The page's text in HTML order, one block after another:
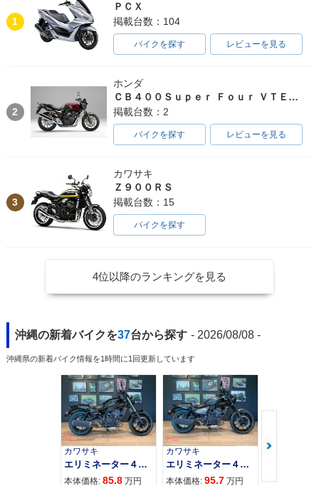
1
ＰＣＸ
掲載台数：104
バイクを探す レビューを見る
2
ホンダ
ＣＢ４００Ｓｕｐｅｒ Ｆｏｕｒ ＶＴＥＣ ＳＰＥＣ３
掲載台数：2
バイクを探す レビューを見る
3
カワサキ
Ｚ９００ＲＳ
掲載台数：15
バイクを探す
4位以降のランキングを見る
沖縄の新着バイクを37台から探す - 2026/08/08 -
沖縄県の新着バイク情報を1時間に1回更新しています
カワサキ
エリミネーター４００
本体価格: 85.8 万円
カワサキ
エリミネーター４００ＳＥ
本体価格: 95.7 万円
カワサキ
本体価格: